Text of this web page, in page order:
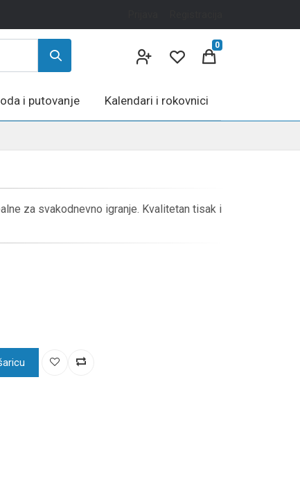
0
i putovanje Kalendari i rokovnici
za svakodnevno igranje. Kvalitetan tisak i